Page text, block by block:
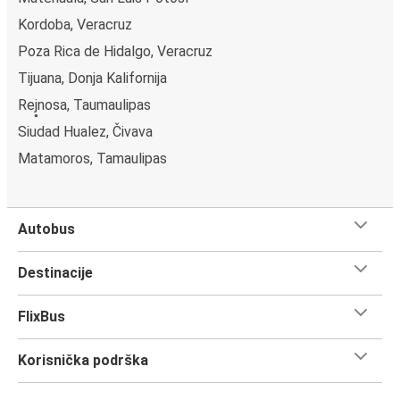
Kordoba, Veracruz
Poza Rica de Hidalgo, Veracruz
Tijuana, Donja Kalifornija
Rej̥nosa, Taumaulipas
Siudad Hualez, Čivava
Matamoros, Tamaulipas
Autobus
Destinacije
FlixBus
Korisnička podrška